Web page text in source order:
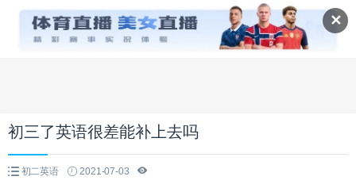
✕
初三了英语很差能补上去吗
初二英语 2021-07-03